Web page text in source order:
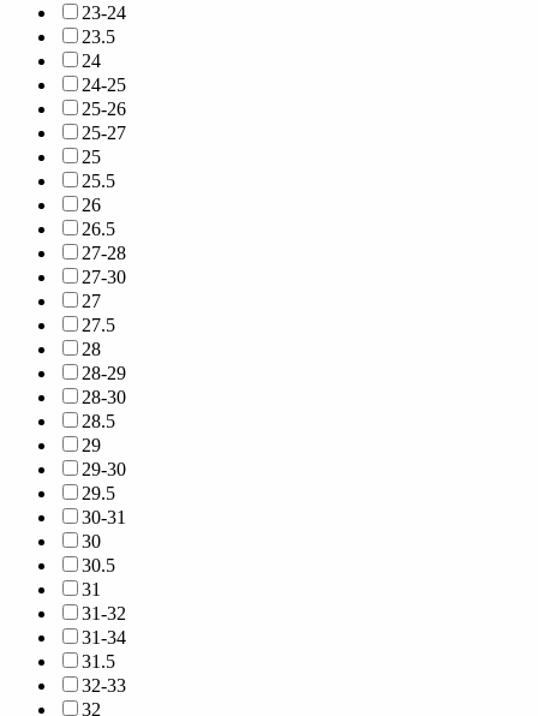
23-24
23.5
24
24-25
25-26
25-27
25
25.5
26
26.5
27-28
27-30
27
27.5
28
28-29
28-30
28.5
29
29-30
29.5
30-31
30
30.5
31
31-32
31-34
31.5
32-33
32